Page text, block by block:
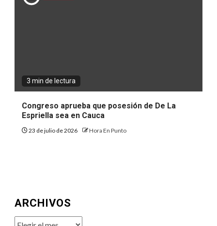
3 min de lectura
Congreso aprueba que posesión de De La
Espriella sea en Cauca
23 de julio de 2026 Hora En Punto
ARCHIVOS
Archivos